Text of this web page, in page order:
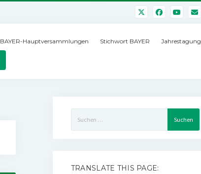
BAYER-Hauptversammlungen Stichwort BAYER Jahrestagung
nach:
TRANSLATE THIS PAGE: